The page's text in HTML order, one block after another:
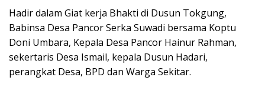
Hadir dalam Giat kerja Bhakti di Dusun Tokgung,
Babinsa Desa Pancor Serka Suwadi bersama Koptu
Doni Umbara, Kepala Desa Pancor Hainur Rahman,
sekertaris Desa Ismail, kepala Dusun Hadari,
perangkat Desa, BPD dan Warga Sekitar.